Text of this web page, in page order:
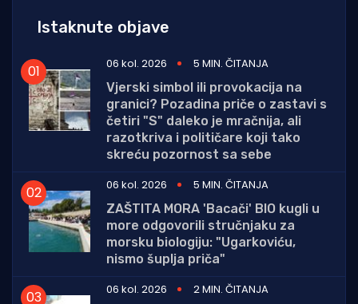
Istaknute objave
06 kol. 2026
5 MIN. ČITANJA
Vjerski simbol ili provokacija na
granici? Pozadina priče o zastavi s
četiri "S" daleko je mračnija, ali
razotkriva i političare koji tako
skreću pozornost sa sebe
06 kol. 2026
5 MIN. ČITANJA
ZAŠTITA MORA 'Bacači' BIO kugli u
more odgovorili stručnjaku za
morsku biologiju: "Ugarkoviću,
nismo šuplja priča"
06 kol. 2026
2 MIN. ČITANJA